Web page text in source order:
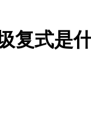
复式是